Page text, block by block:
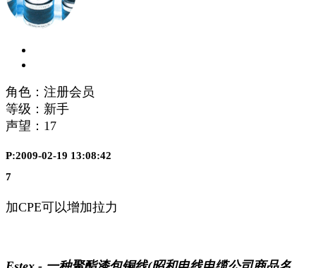
角色：注册会员
等级：新手
声望： 17
P:2009-02-19 13:08:42
7
加CPE可以增加拉力